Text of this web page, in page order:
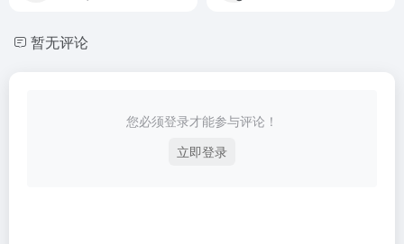
暂无评论
您必须登录才能参与评论！
立即登录